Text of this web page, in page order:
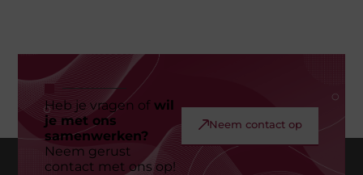
Heb je vragen ofwil
je met ons
samenwerken?
Neem gerust
contact met ons op!
Neem contact op